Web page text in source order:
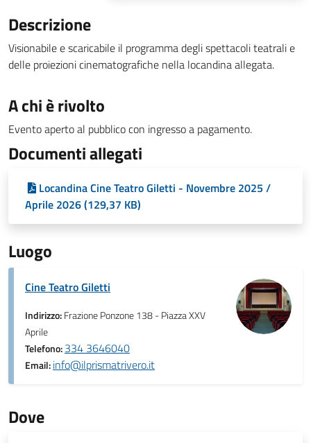
Descrizione
Visionabile e scaricabile il programma degli spettacoli teatrali e
delle proiezioni cinematografiche nella locandina allegata.
A chi è rivolto
Evento aperto al pubblico con ingresso a pagamento.
Documenti allegati
Locandina Cine Teatro Giletti - Novembre 2025 /
Aprile 2026 (129,37 KB)
Luogo
Cine Teatro Giletti
Indirizzo:Frazione Ponzone 138 - Piazza XXV
Aprile
Telefono:334 3646040
Email:info@ilprismatrivero.it
Dove